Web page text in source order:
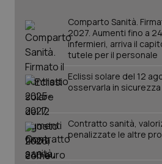
Comparto Sanità.
2027. Aumenti fino a
infermieri, arriva il
tutele per il personale
Eclissi solare del 12
osservarla in sicurezza
Contratto sanità,
penalizzate le altre